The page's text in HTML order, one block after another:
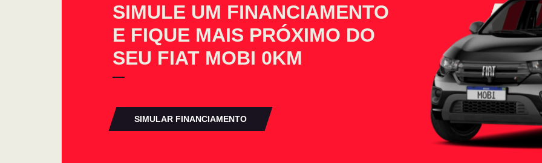
SIMULE UM FINANCIAMENTO
E FIQUE MAIS PRÓXIMO DO
SEU FIAT MOBI 0KM
SIMULAR FINANCIAMENTO